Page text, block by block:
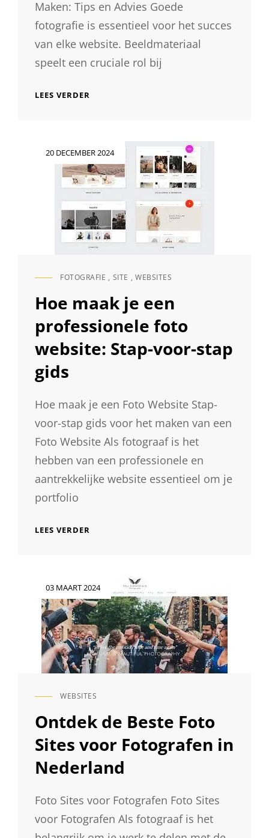
Maken: Tips en Advies Goede
fotografie is essentieel voor het succes
van elke website. Beeldmateriaal
speelt een cruciale rol bij
LEES VERDER
EFFECTIEVE
WEBSITEFOTOGRAFIE
20 DECEMBER 2024
CAT
FOTOGRAFIE , SITE , WEBSITES
Hoe maak je een
professionele foto
website: Stap-voor-stap
gids
Hoe maak je een Foto Website Stap-
voor-stap gids voor het maken van een
Foto Website Als fotograaf is het
hebben van een professionele en
aantrekkelijke website essentieel om je
portfolio
LEES VERDER
PROFESSIONELE
FOTO
WEBSITE:
STAP-
VOOR-
STAP
GIDS
03 MAART 2024
CAT
WEBSITES
Ontdek de Beste Foto
Sites voor Fotografen in
Nederland
Foto Sites voor Fotografen Foto Sites
voor Fotografen Als fotograaf is het